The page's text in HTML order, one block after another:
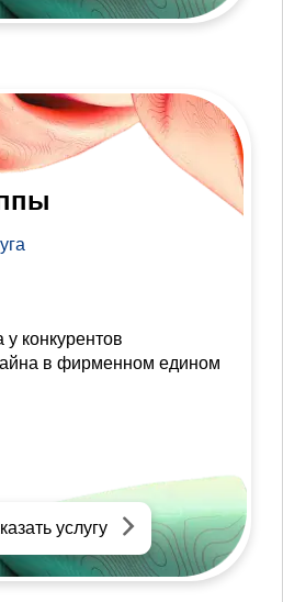
конкурентов
в фирменном едином
услугу